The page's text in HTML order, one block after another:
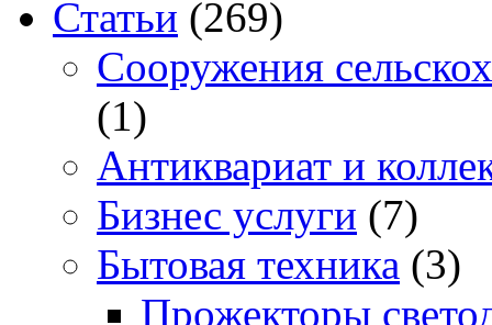
Статьи (269)
Cооружения
(1)
Антиквариат и
Бизнес услуги (7)
Бытовая техника (3)
Прожекторы